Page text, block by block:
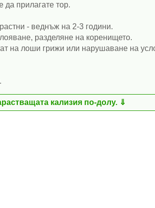
да прилагате тор.
- веднъж на 2-3 години.
разделяне на коренището.
на лоши грижи или нарушаване на
кализия по-долу.